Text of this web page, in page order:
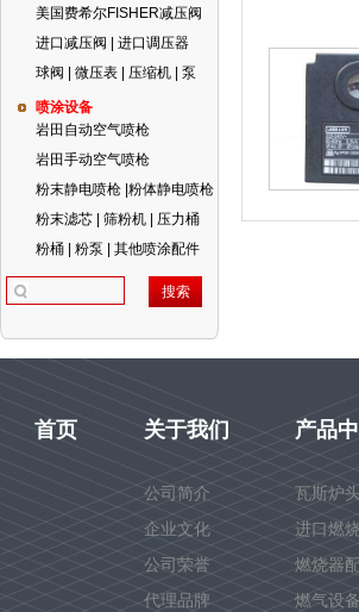
美国费希尔FISHER减压阀
进口减压阀 | 进口调压器
球阀 | 微压表 | 压缩机 | 泵
喷涂设备
岩田自动空气喷枪
岩田手动空气喷枪
粉末静电喷枪 |粉体静电喷枪
粉末滤芯 | 筛粉机 | 压力桶
粉桶 | 粉泵 | 其他喷涂配件
首页 关于我们
公司简介
企业文化
公司荣誉
代理品牌
产品
瓦斯炉
进口燃
燃烧器
燃气设